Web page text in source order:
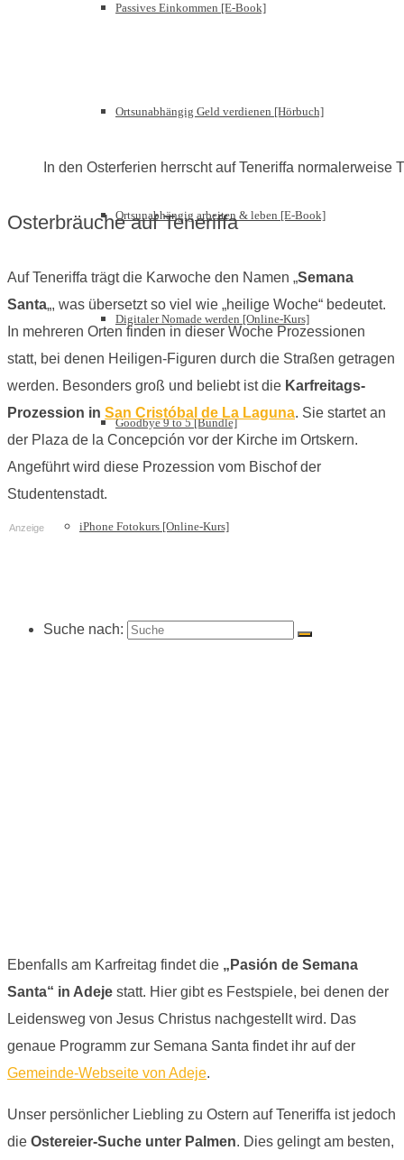
Passives Einkommen [E-Book]
Ortsunabhängig Geld verdienen [Hörbuch]
Ortsunabhängig arbeiten & leben [E-Book]
Digitaler Nomade werden [Online-Kurs]
Goodbye 9 to 5 [Bundle]
iPhone Fotokurs [Online-Kurs]
Suche nach:
In den Osterferien herrscht auf Teneriffa
Osterbräuche auf Teneriffa
Auf Teneriffa trägt die Karwoche den Namen „Semana
Santa„, was übersetzt so viel wie „heilige Woche“ bedeutet.
In mehreren Orten finden in dieser Woche Prozessionen
statt, bei denen Heiligen-Figuren durch die Straßen getragen
werden. Besonders groß und beliebt ist die Karfreitags-
Prozession in San Cristóbal de La Laguna. Sie startet an
der Plaza de la Concepción vor der Kirche im Ortskern.
Angeführt wird diese Prozession vom Bischof der
Studentenstadt.
Anzeige
Ebenfalls am Karfreitag findet die „Pasión de Semana
Santa“ in Adeje statt. Hier gibt es Festspiele, bei denen der
Leidensweg von Jesus Christus nachgestellt wird. Das
genaue Programm zur Semana Santa findet ihr auf der
Gemeinde-Webseite von Adeje.
Unser persönlicher Liebling zu Ostern auf Teneriffa ist jedoch
die Ostereier-Suche unter Palmen. Dies gelingt am besten,